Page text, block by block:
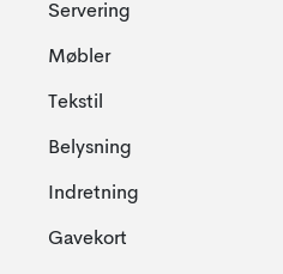
Servering
Møbler
Tekstil
Belysning
Indretning
Gavekort